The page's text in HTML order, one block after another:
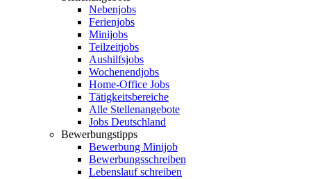
Nebenjobs
Ferienjobs
Minijobs
Teilzeitjobs
Aushilfsjobs
Wochenendjobs
Home-Office Jobs
Tätigkeitsbereiche
Alle Stellenangebote
Jobs Deutschland
Bewerbungstipps
Bewerbung Minijob
Bewerbungsschreiben
Lebenslauf schreiben